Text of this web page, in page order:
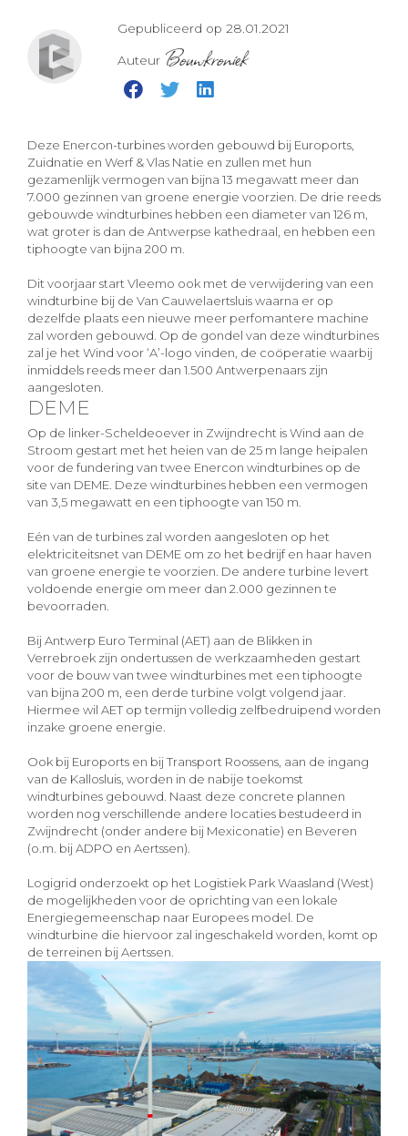
Gepubliceerd op 28.01.2021
Auteur Bouwkroniek
Deze Enercon-turbines worden gebouwd bij Euroports,
Zuidnatie en Werf & Vlas Natie en zullen met hun
gezamenlijk vermogen van bijna 13 megawatt meer dan
7.000 gezinnen van groene energie voorzien. De drie reeds
gebouwde windturbines hebben een diameter van 126 m,
wat groter is dan de Antwerpse kathedraal, en hebben een
tiphoogte van bijna 200 m.
Dit voorjaar start Vleemo ook met de verwijdering van een
windturbine bij de Van Cauwelaertsluis waarna er op
dezelfde plaats een nieuwe meer perfomantere machine
zal worden gebouwd. Op de gondel van deze windturbines
zal je het Wind voor ‘A’-logo vinden, de coöperatie waarbij
inmiddels reeds meer dan 1.500 Antwerpenaars zijn
aangesloten.
DEME
Op de linker-Scheldeoever in Zwijndrecht is Wind aan de
Stroom gestart met het heien van de 25 m lange heipalen
voor de fundering van twee Enercon windturbines op de
site van DEME. Deze windturbines hebben een vermogen
van 3,5 megawatt en een tiphoogte van 150 m.
Eén van de turbines zal worden aangesloten op het
elektriciteitsnet van DEME om zo het bedrijf en haar haven
van groene energie te voorzien. De andere turbine levert
voldoende energie om meer dan 2.000 gezinnen te
bevoorraden.
Bij Antwerp Euro Terminal (AET) aan de Blikken in
Verrebroek zijn ondertussen de werkzaamheden gestart
voor de bouw van twee windturbines met een tiphoogte
van bijna 200 m, een derde turbine volgt volgend jaar.
Hiermee wil AET op termijn volledig zelfbedruipend worden
inzake groene energie.
Ook bij Euroports en bij Transport Roossens, aan de ingang
van de Kallosluis, worden in de nabije toekomst
windturbines gebouwd. Naast deze concrete plannen
worden nog verschillende andere locaties bestudeerd in
Zwijndrecht (onder andere bij Mexiconatie) en Beveren
(o.m. bij ADPO en Aertssen).
Logigrid onderzoekt op het Logistiek Park Waasland (West)
de mogelijkheden voor de oprichting van een lokale
Energiegemeenschap naar Europees model. De
windturbine die hiervoor zal ingeschakeld worden, komt op
de terreinen bij Aertssen.